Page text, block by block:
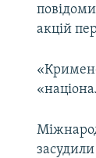
акцій